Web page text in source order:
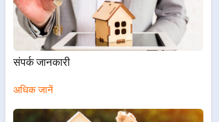
संपर्क जानकारी
अधिक जानें